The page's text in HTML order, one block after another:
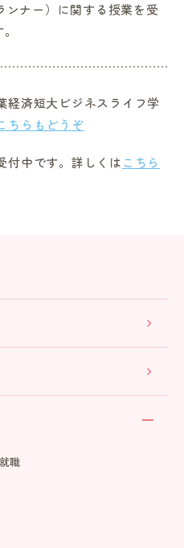
ンナー）に関する授業を受
経済短大ビジネスライフ学
ちらもどうぞ
付中です。詳しくは こちら
職